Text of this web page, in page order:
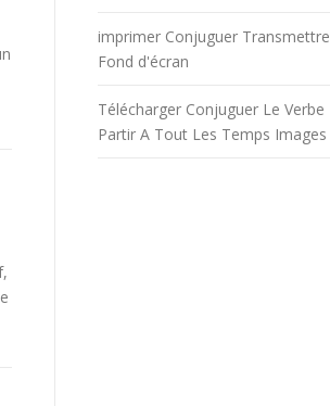
imprimer Conjuguer Transmettre
Fond d'écran
Télécharger Conjuguer Le Verbe
Partir A Tout Les Temps Images